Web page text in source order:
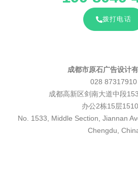
拨打电话
成都市原石广告设计
028 87317910
成都高新区剑南大道中段
办公2栋15层
No. 1533, Middle Section, Jiannan
Chengdu,